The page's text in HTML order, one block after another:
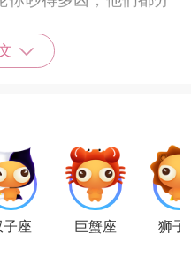
明出处
子座 巨蟹座 狮子